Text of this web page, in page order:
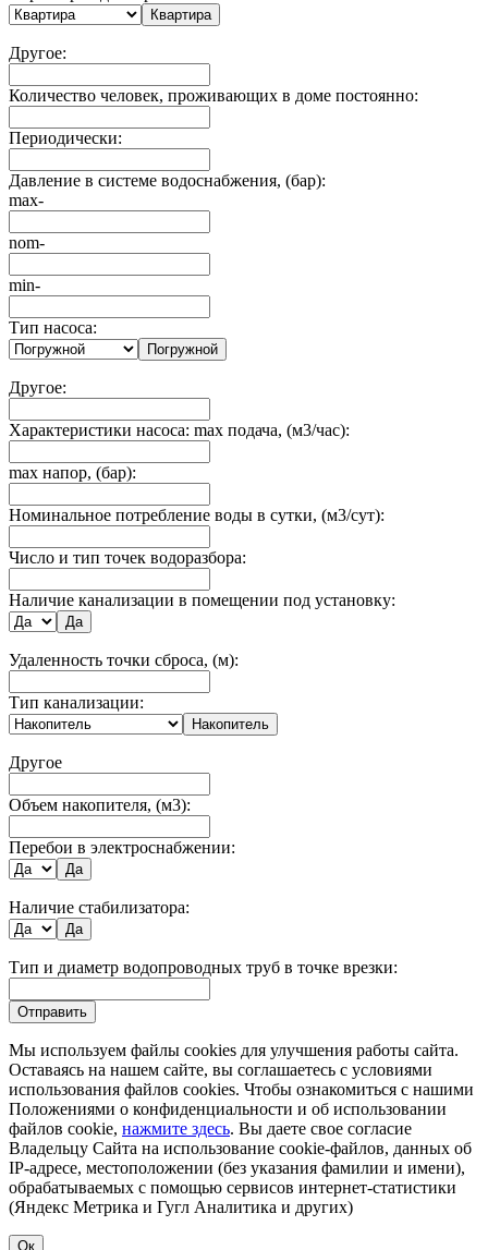
Квартира
Другое:
Количество человек, проживающих в доме постоянно:
Периодически:
Давление в системе водоснабжения, (бар):
max-
nom-
min-
Тип насоса:
Погружной
Другое:
Характеристики насоса: max подача, (м3/час):
max напор, (бар):
Номинальное потребление воды в сутки, (м3/сут):
Число и тип точек водоразбора:
Наличие канализации в помещении под установку:
Да
Удаленность точки сброса, (м):
Тип канализации:
Накопитель
Другое
Объем накопителя, (м3):
Перебои в электроснабжении:
Да
Наличие стабилизатора:
Да
Тип и диаметр водопроводных труб в точке врезки:
Отправить
Мы используем файлы cookies для улучшения работы сайта.
Оставаясь на нашем сайте, вы соглашаетесь с условиями
использования файлов cookies. Чтобы ознакомиться с нашими
Положениями о конфиденциальности и об использовании
файлов cookie, нажмите здесь. Вы даете свое согласие
Владельцу Сайта на использование cookie-файлов, данных об
IP-адресе, местоположении (без указания фамилии и имени),
обрабатываемых с помощью сервисов интернет-статистики
(Яндекс Метрика и Гугл Аналитика и других)
Ок